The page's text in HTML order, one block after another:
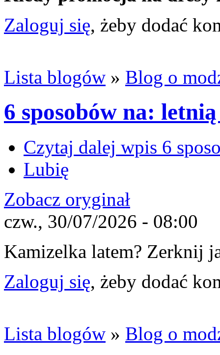
Zaloguj się, żeby dodać
Lista blogów » Blog o
6 sposobów na:
Czytaj dalej wpis 6
Lubię
Zobacz oryginał
czw., 30/07/2026 - 08:00
Kamizelka latem? Zerknij
Zaloguj się, żeby dodać
Lista blogów » Blog o